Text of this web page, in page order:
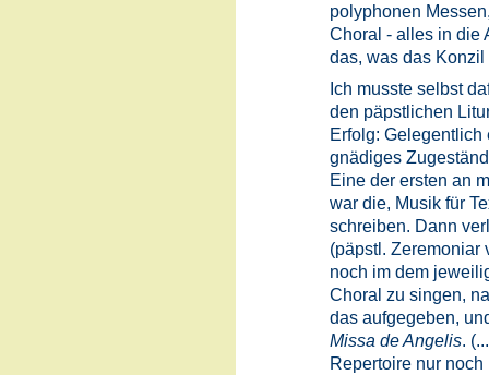
polyphonen
Choral - alles in die
das, was das Konzil
Ich musste selbst
den päpstlichen
Erfolg: Gelegentlich
gnädiges
Eine der ersten an
war die, Musik für
schreiben. Dann
(päpstl. Zeremoniar
noch im dem
Choral zu singen,
das aufgegeben,
Missa de Angelis.
Repertoire nur